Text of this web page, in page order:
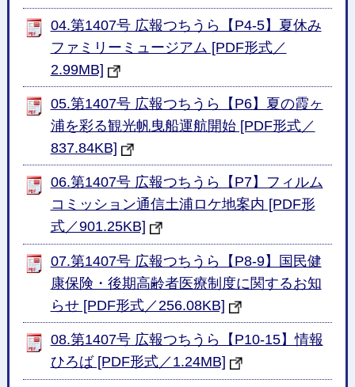
04.第1407号 広報つちうら【P4-5】夏休み
ファミリーミュージアム [PDF形式／
2.99MB]
05.第1407号 広報つちうら【P6】夏の霞ヶ
浦を彩る観光帆曳船運航開始 [PDF形式／
837.84KB]
06.第1407号 広報つちうら【P7】フィルム
コミッション通信土浦ロケ地案内 [PDF形
式／901.25KB]
07.第1407号 広報つちうら【P8-9】国民健
康保険・後期高齢者医療制度に関するお知
らせ [PDF形式／256.08KB]
08.第1407号 広報つちうら【P10-15】情報
ひろば [PDF形式／1.24MB]